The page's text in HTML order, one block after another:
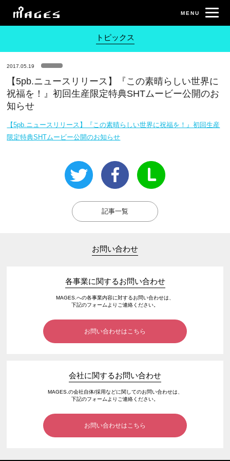
トピックス
2017.05.19
【5pb.ニュースリリース】『この素晴らしい世界に
祝福を！』初回生産限定特典SHTムービー公開のお
知らせ
【5pb.ニュースリリース】『この素晴らしい世界に祝福を！』初回生産
限定特典SHTムービー公開のお知らせ
記事一覧
お問い合わせ
各事業に関するお問い合わせ
MAGES.への各事業内容に対するお問い合わせは、
下記のフォームよりご連絡ください。
お問い合わせはこちら
会社に関するお問い合わせ
MAGES.の会社自体/採用などに関してのお問い合わせは、
下記のフォームよりご連絡ください。
お問い合わせはこちら